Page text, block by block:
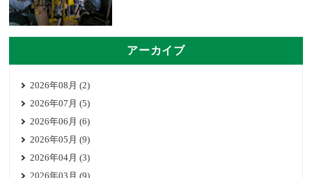
アーカイブ
2026年08月 (2)
2026年07月 (5)
2026年06月 (6)
2026年05月 (9)
2026年04月 (3)
2026年03月 (9)